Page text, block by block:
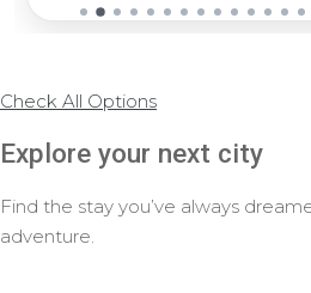
Check All Options
Explore your next city
Find the stay you’ve always
adventure.